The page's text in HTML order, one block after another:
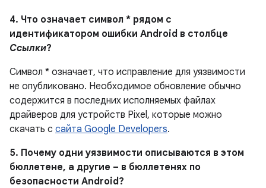
4. Что означает символ * рядом с
идентификатором ошибки Android в столбце
Ссылки?
Символ * означает, что исправление для уязвимости
не опубликовано. Необходимое обновление обычно
содержится в последних исполняемых файлах
драйверов для устройств Pixel, которые можно
скачать с сайта Google Developers.
5. Почему одни уязвимости описываются в этом
бюллетене, а другие – в бюллетенях по
безопасности Android?